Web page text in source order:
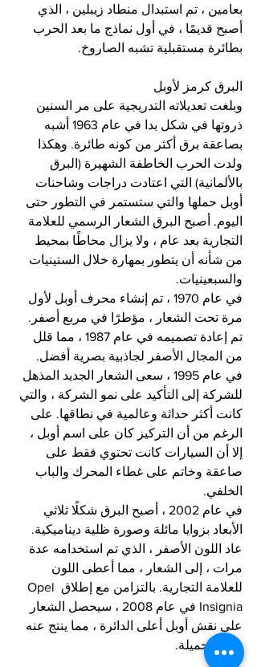
بعامين ، تم استبدال منطاد زيبلين ، الذي
أصبح قديمًا ، في أول نماذج ما بعد الحرب
بطائرة مستقبلية تشبه الصاروخ.
البرق كرمز لأوبل
وبلغت تعديلاته التدريجية على مر السنين
ذروتها في شكل بدا في عام 1963 أشبه
بصاعقة برق أكثر من كونه طائرة. وهكذا
ولدت الحرب الخاطفة الشهيرة (البرق
بالألمانية) التي اعتادت دراجات وشاحنات
أوبل حملها والتي ستستمر في التطور حتى
اليوم. أصبح البرق الشعار الرسمي للعلامة
التجارية بعد عام ، ولا يزال محاطًا بمحيط
من شأنه أن يتطور بمهارة خلال الستينيات
والسبعينيات.
في عام 1970 ، تم إنشاء محرف أوبل لأول
مرة تحت الشعار ، مؤطرًا في مربع أصفر.
تم إعادة تصميمه في عام 1987 ، مما قلل
من المجال الأصفر لجاذبية بصرية أفضل.
في عام 1995 ، سعى الشعار الجديد المذهل
للشركة إلى التأكيد على نمو الشركة ، والتي
كانت أكثر حداثة وعالمية في نطاقها. على
الرغم من أن التركيز كان على اسم أوبل ،
إلا أن السيارات كانت تحتوي فقط على
صاعقة وخاتم على غطاء المحرك والباب
الخلفي.
في عام 2002 ، أصبح البرق شكلًا ثلاثي
الأبعاد بزوايا مائلة وصورة ظلية ديناميكية.
عاد اللون الأصفر ، الذي تم استخدامه عدة
مرات ، إلى الشعار ، مما أعطى اللون
للعلامة التجارية. بالتزامن مع إطلاق Opel
Insignia في عام 2008 ، سيحصل الشعار
على نقش أوبل أعلى الدائرة ، مما ينتج عنه
صورة جميلة.